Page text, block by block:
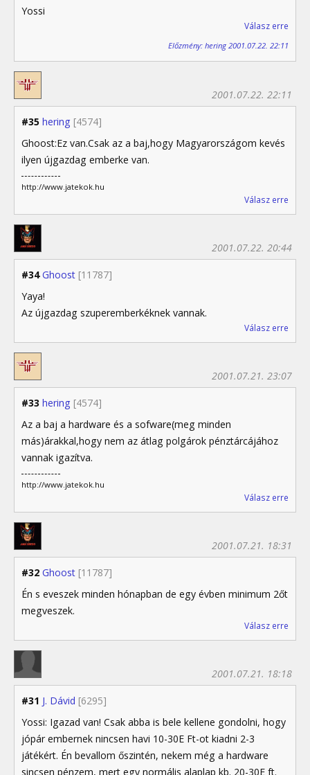
Yossi
Válasz erre
Előzmény: hering 2001.07.22. 22:11
#35 hering [4574]
2001.07.22. 22:11
Ghoost:Ez van.Csak az a baj,hogy Magyarországom kevés
ilyen újgazdag emberke van.
http://www.jatekok.hu
Válasz erre
#34 Ghoost [11787]
2001.07.22. 20:44
Yaya!
Az újgazdag szuperemberkéknek vannak.
Válasz erre
#33 hering [4574]
2001.07.21. 23:07
Az a baj a hardware és a sofware(meg minden
más)árakkal,hogy nem az átlag polgárok pénztárcájához
vannak igazítva.
http://www.jatekok.hu
Válasz erre
#32 Ghoost [11787]
2001.07.21. 18:31
Én s eveszek minden hónapban de egy évben minimum 2őt
megveszek.
Válasz erre
#31 J. Dávid [6295]
2001.07.21. 18:18
Yossi: Igazad van! Csak abba is bele kellene gondolni, hogy
jópár embernek nincsen havi 10-30E Ft-ot kiadni 2-3
játékért. Én bevallom őszintén, nekem még a hardware
sincsen pénzem, mert egy normális alaplap kb. 20-30E ft.